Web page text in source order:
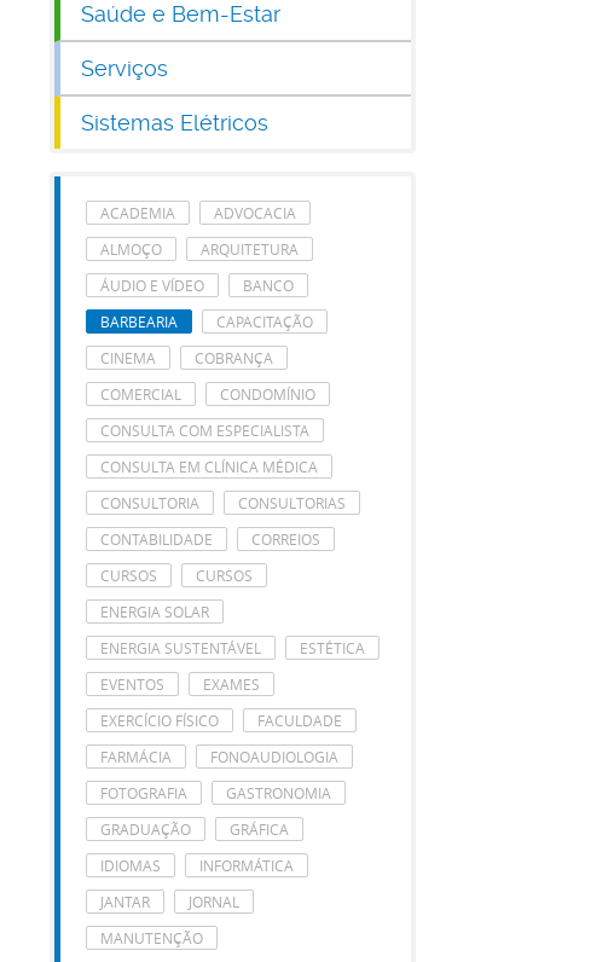
Saúde e Bem-Estar
Serviços
Sistemas Elétricos
ACADEMIA
ADVOCACIA
ALMOÇO
ARQUITETURA
ÁUDIO E VÍDEO
BANCO
BARBEARIA
CAPACITAÇÃO
CINEMA
COBRANÇA
COMERCIAL
CONDOMÍNIO
CONSULTA COM ESPECIALISTA
CONSULTA EM CLÍNICA MÉDICA
CONSULTORIA
CONSULTORIAS
CONTABILIDADE
CORREIOS
CURSOS
CURSOS
ENERGIA SOLAR
ENERGIA SUSTENTÁVEL
ESTÉTICA
EVENTOS
EXAMES
EXERCÍCIO FÍSICO
FACULDADE
FARMÁCIA
FONOAUDIOLOGIA
FOTOGRAFIA
GASTRONOMIA
GRADUAÇÃO
GRÁFICA
IDIOMAS
INFORMÁTICA
JANTAR
JORNAL
MANUTENÇÃO